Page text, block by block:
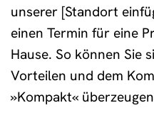
unserer [Standort
einen Termin für eine
Hause. So können Sie
Vorteilen und dem
»Kompakt«